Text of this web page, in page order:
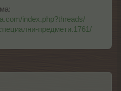
index.php?threads/
предмети.1761/